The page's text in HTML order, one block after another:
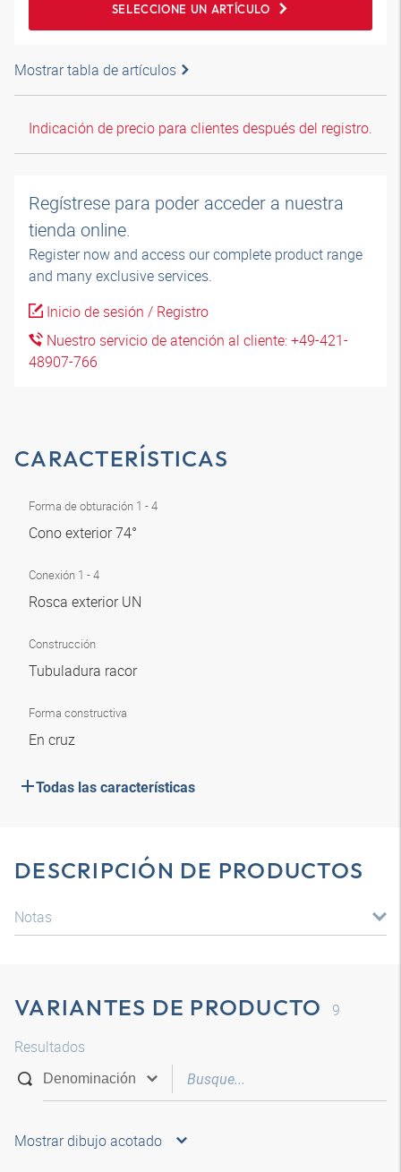
SELECCIONE UN ARTÍCULO
Mostrar tabla de artículos
Indicación de precio para clientes después del registro.
Regístrese para poder acceder a nuestra
tienda online.
Register now and access our complete product range
and many exclusive services.
Inicio de sesión / Registro
Nuestro servicio de atención al cliente: +49-421-
48907-766
CARACTERÍSTICAS
Forma de obturación 1 - 4
Cono exterior 74°
Conexión 1 - 4
Rosca exterior UN
Construcción
Tubuladura racor
Forma constructiva
En cruz
Todas las características
DESCRIPCIÓN DE PRODUCTOS
Notas
VARIANTES DE PRODUCTO
9
Resultados
Mostrar dibujo acotado